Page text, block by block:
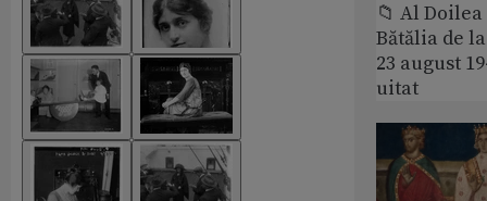
📁 Al
Bătălia de
23 august
uitat